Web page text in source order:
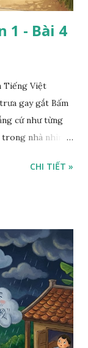
1 - Bài 4
Tiếng Việt
gay gắt Bấm
cứ như từng
nhà nhìn
CHI TIẾT »